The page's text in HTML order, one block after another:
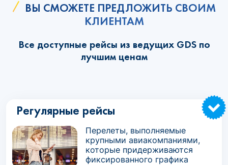
ВЫ СМОЖЕТЕ ПРЕДЛОЖИТЬ СВОИМ
КЛИЕНТАМ
Все доступные рейсы из ведущих GDS по
лучшим ценам
Регулярные рейсы
Перелеты, выполняемые
крупными авиакомпаниями,
которые придерживаются
фиксированного графика